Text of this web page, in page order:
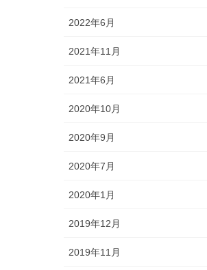
2022年6月
2021年11月
2021年6月
2020年10月
2020年9月
2020年7月
2020年1月
2019年12月
2019年11月